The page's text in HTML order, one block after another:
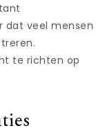
dat veel mensen
te richten op